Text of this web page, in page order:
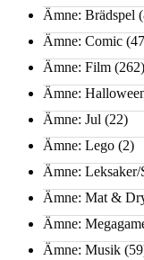
Ämne: Brädspel
Ämne: Comic
Ämne: Film (262)
Ämne:
Ämne: Jul (22)
Ämne: Lego (2)
Ämne: Leksaker/
Ämne: Mat &
Ämne:
Ämne: Musik